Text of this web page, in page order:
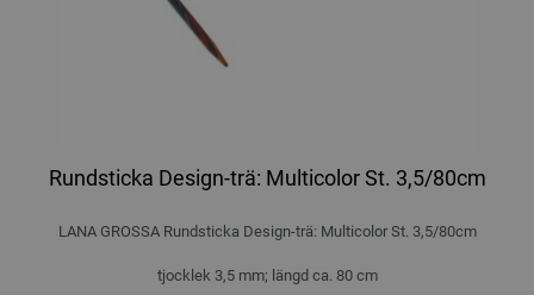
Rundsticka Design-trä: Multicolor St. 3,5/80cm
LANA GROSSA Rundsticka Design-trä: Multicolor St. 3,5/80cm
tjocklek 3,5 mm; längd ca. 80 cm